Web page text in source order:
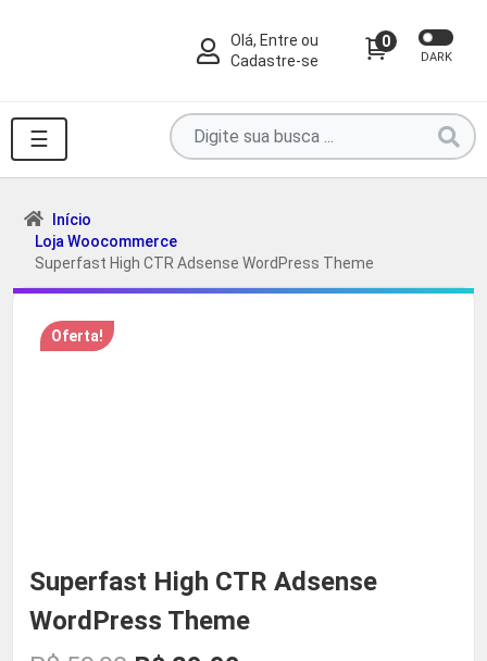
Olá, Entre ou
Cadastre-se
0
DARK
☰
Pesquise
por
produtos
...
Início
Loja Woocommerce
Superfast High CTR Adsense WordPress Theme
Oferta!
Superfast High CTR Adsense
WordPress Theme